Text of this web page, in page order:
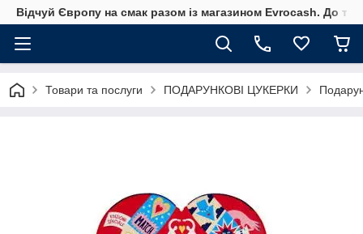
Відчуй Європу на смак разом із магазином Evrocash. До
Товари та послуги ПОДАРУНКОВІ ЦУКЕРКИ